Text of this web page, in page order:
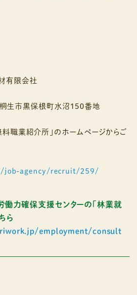
有限会社
市黒保根町水沼１５０番地
料職業紹介所」のホームページからご
agency/recruit/259/
働力確保支援センターの
「林業就
ら
employment/consult